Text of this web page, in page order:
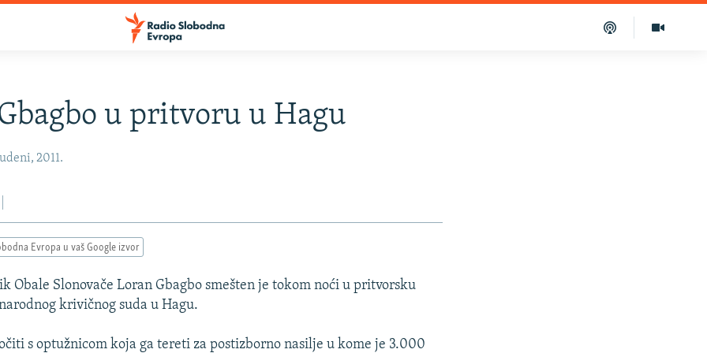
u pritvoru u Hagu
2011.
Evropa u vaš Google izvor
Obale Slonovače Loran Gbagbo smešten je tokom noći u pritvorsku
krivičnog suda u Hagu.
s optužnicom koja ga tereti za postizborno nasilje u kome je 3.000